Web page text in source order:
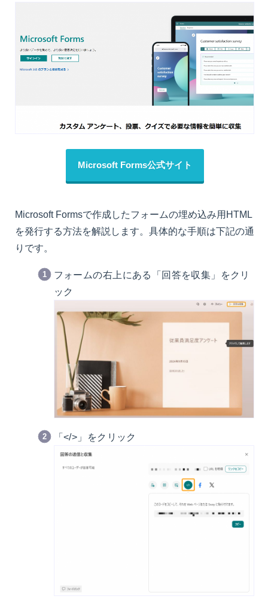
Microsoft Forms公式サイト
Microsoft Formsで作成したフォームの埋め込み用HTML
を発行する方法を解説します。具体的な手順は下記の通
りです。
フォームの右上にある「回答を収集」をクリ
ック
「</>」をクリック